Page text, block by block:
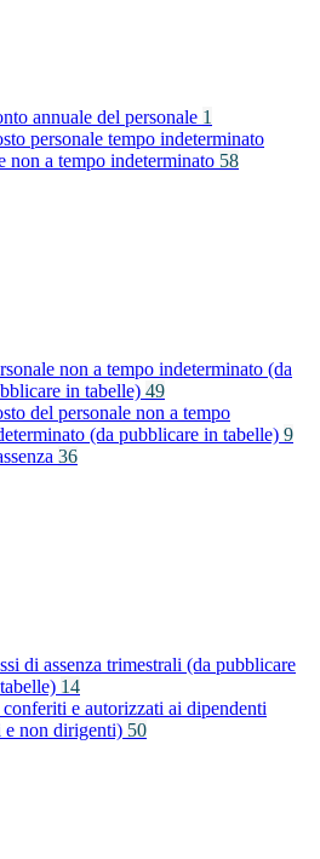
annuale del personale 1
personale tempo indeterminato
non a tempo indeterminato 58
non a tempo indeterminato (da
in tabelle) 49
del personale non a tempo
(da pubblicare in tabelle) 9
36
di assenza trimestrali (da pubblicare
14
e autorizzati ai dipendenti
e non dirigenti) 50